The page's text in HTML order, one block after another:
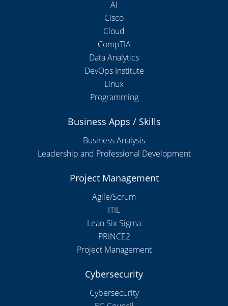
AI
Cisco
Cloud
CompTIA
Data Analytics
DevOps Institute
Linux
Programming
Business Apps / Skills
Business Analysis
Leadership and Professional Development
Project Management
Agile/Scrum
ITIL
Lean Six Sigma
PRINCE2
Project Management
Cybersecurity
Cybersecurity